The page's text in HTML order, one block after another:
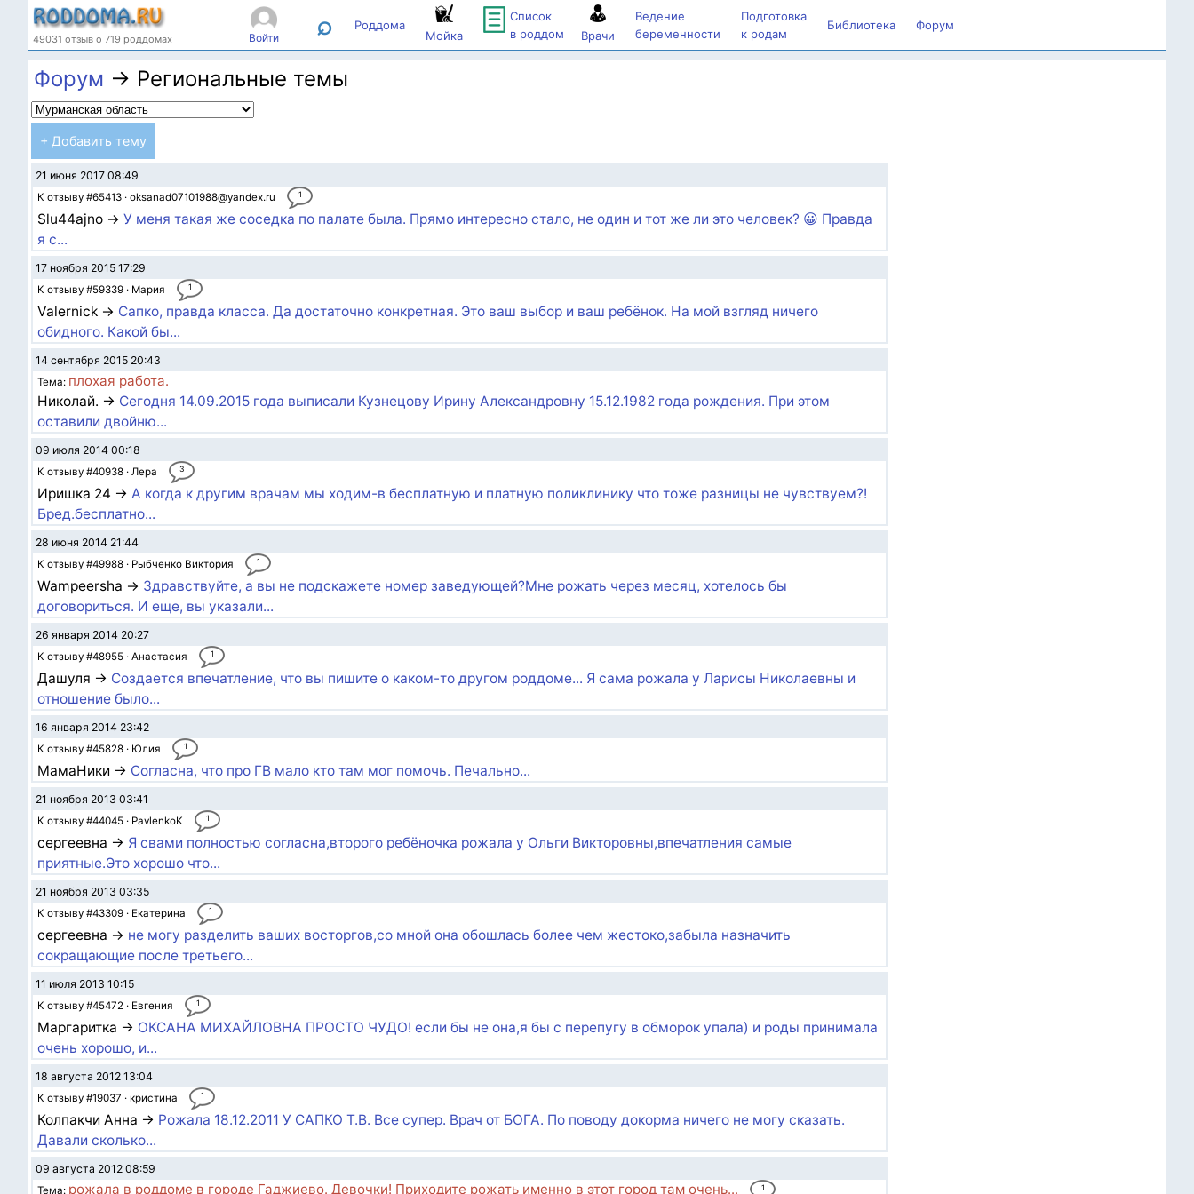
49031 отзыв о 719 роддомах Войти ⌕ Роддома
Мойка
Список
в роддом
Врачи
Ведение
беременности
Подготовка
к родам
Библиотека Форум
Форум → Региональные темы
+ Добавить тему
21 июня 2017 08:49
К отзыву #65413 · oksanad07101988@yandex.ru 1
Slu44ajno → У меня такая же соседка по палате была. Прямо интересно стало, не один и тот же ли это человек? 😀 Правда
я с...
17 ноября 2015 17:29
К отзыву #59339 · Мария 1
Valernick → Сапко, правда класса. Да достаточно конкретная. Это ваш выбор и ваш ребёнок. На мой взгляд ничего
обидного. Какой бы...
14 сентября 2015 20:43
Тема: плохая работа.
Николай. → Сегодня 14.09.2015 года выписали Кузнецову Ирину Александровну 15.12.1982 года рождения. При этом
оставили двойню...
09 июля 2014 00:18
К отзыву #40938 · Лера 3
Иришка 24 → А когда к другим врачам мы ходим-в бесплатную и платную поликлинику что тоже разницы не чувствуем?!
Бред.бесплатно...
28 июня 2014 21:44
К отзыву #49988 · Рыбченко Виктория 1
Wampeersha → Здравствуйте, а вы не подскажете номер заведующей?Мне рожать через месяц, хотелось бы
договориться. И еще, вы указали...
26 января 2014 20:27
К отзыву #48955 · Анастасия 1
Дашуля → Создается впечатление, что вы пишите о каком-то другом роддоме... Я сама рожала у Ларисы Николаевны и
отношение было...
16 января 2014 23:42
К отзыву #45828 · Юлия 1
МамаНики → Согласна, что про ГВ мало кто там мог помочь. Печально...
21 ноября 2013 03:41
К отзыву #44045 · PavlenkoK 1
сергеевна → Я свами полностью согласна,второго ребёночка рожала у Ольги Викторовны,впечатления самые
приятные.Это хорошо что...
21 ноября 2013 03:35
К отзыву #43309 · Екатерина 1
сергеевна → не могу разделить ваших восторгов,со мной она обошлась более чем жестоко,забыла назначить
сокращающие после третьего...
11 июля 2013 10:15
К отзыву #45472 · Евгения 1
Маргаритка → ОКСАНА МИХАЙЛОВНА ПРОСТО ЧУДО! если бы не она,я бы с перепугу в обморок упала) и роды принимала
очень хорошо, и...
18 августа 2012 13:04
К отзыву #19037 · кристина 1
Колпакчи Анна → Рожала 18.12.2011 У САПКО Т.В. Все супер. Врач от БОГА. По поводу докорма ничего не могу сказать.
Давали сколько...
09 августа 2012 08:59
Тема: рожала в роддоме в городе Гаджиево. Девочки! Приходите рожать именно в этот город там очень... 1